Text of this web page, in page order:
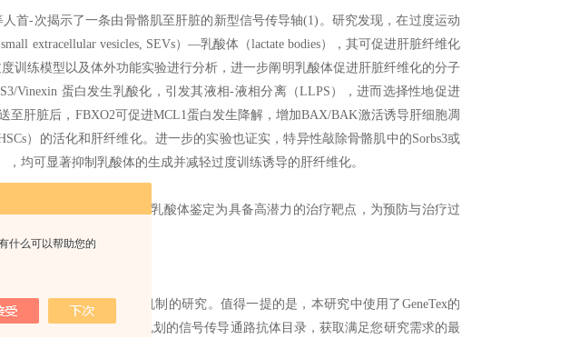
什么可以帮助您的
首-次揭示了一条由骨骼肌至肝脏的新型信号传导轴(1)。研究发现，在过度运动
extracellular vesicles, SEVs）—乳酸体（lactate bodies），其可促进肝脏纤维化
训练模型以及体外功能实验进行分析，进一步阐明乳酸体促进肝脏纤维化的分子
Vinexin 蛋白发生乳酸化，引发其液相-液相分离（LLPS），进而选择性地促进
至肝脏后，FBXO2可促进MCL1蛋白发生降解，增加BAX/BAK激活诱导肝细胞凋
）的活化和肝纤维化。进一步的实验也证实，特异性敲除骨骼肌中的Sorbs3或
均可显著抑制乳酸体的生成并减轻过度训练诱导的肝纤维化。
化的新机制，并首-次将乳酸体鉴定为具备高潜力的治疗靶点，为预防与治疗过
持细胞信号传导与疾病机制的研究。值得一提的是，本研究中使用了GeneTex的
，探索我们精心规划的信号传导通路抗体目录，获取满足您研究需求的最